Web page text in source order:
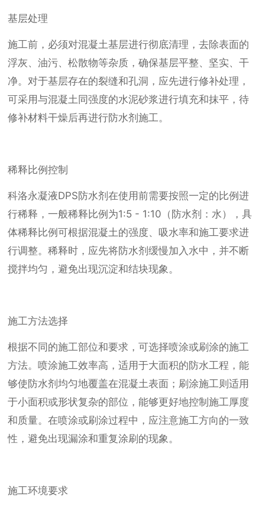
基层处理
施工前，必须对混凝土基层进行彻底清理，去除表面的
浮灰、油污、松散物等杂质，确保基层平整、坚实、干
净。对于基层存在的裂缝和孔洞，应先进行修补处理，
可采用与混凝土同强度的水泥砂浆进行填充和抹平，待
修补材料干燥后再进行防水剂施工。
稀释比例控制
科洛永凝液DPS防水剂在使用前需要按照一定的比例进
行稀释，一般稀释比例为1:5 - 1:10（防水剂：水），具
体稀释比例可根据混凝土的强度、吸水率和施工要求进
行调整。稀释时，应先将防水剂缓慢加入水中，并不断
搅拌均匀，避免出现沉淀和结块现象。
施工方法选择
根据不同的施工部位和要求，可选择喷涂或刷涂的施工
方法。喷涂施工效率高，适用于大面积的防水工程，能
够使防水剂均匀地覆盖在混凝土表面；刷涂施工则适用
于小面积或形状复杂的部位，能够更好地控制施工厚度
和质量。在喷涂或刷涂过程中，应注意施工方向的一致
性，避免出现漏涂和重复涂刷的现象。
施工环境要求